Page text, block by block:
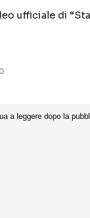
TALENT
ufficiale di